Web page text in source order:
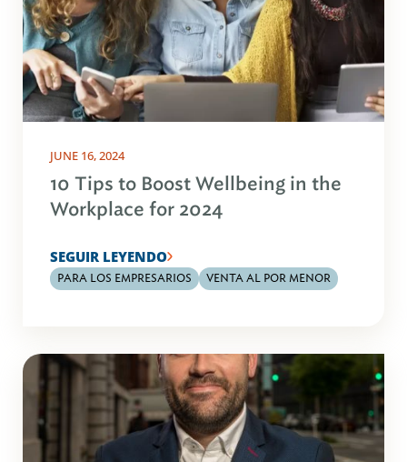
JUNE 16, 2024
10 Tips to Boost Wellbeing in the
Workplace for 2024
SEGUIR LEYENDO
PARA LOS EMPRESARIOS VENTA AL POR MENOR